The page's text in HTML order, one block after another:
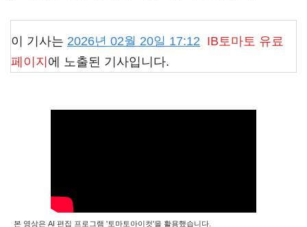
이 기사는 2026년 02월 20일 17:12 IB토마토 유료
페이지 에 노출된 기사입니다.
본 영상은 AI 편집 프로그램 '토마토아이컷'을 활용했습니다.